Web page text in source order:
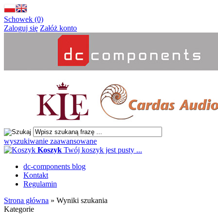
Schowek (0)
Zaloguj się Załóż konto
wyszukiwanie zaawansowane
Koszyk Twój koszyk jest pusty ...
dc-components blog
Kontakt
Regulamin
Strona główna » Wyniki szukania
Kategorie